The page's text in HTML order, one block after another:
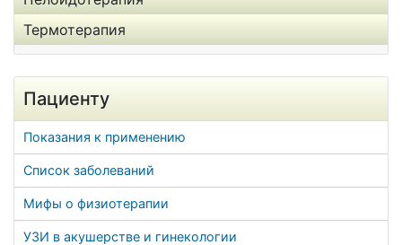
Термотерапия
Пациенту
Показания к применению
Список заболеваний
Мифы о физиотерапии
УЗИ в акушерстве и гинекологии